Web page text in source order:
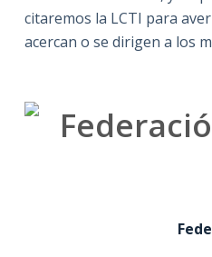
citaremos la LCTI para
acercan o se dirigen a los